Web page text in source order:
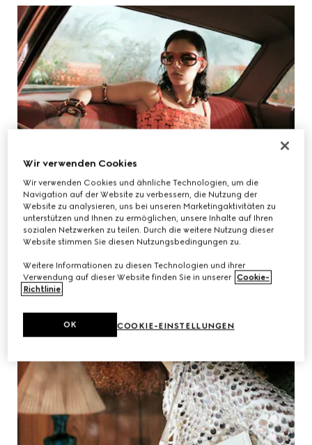
Wir verwenden Cookies
Wir verwenden Cookies und ähnliche Technologien, um die
Navigation auf der Website zu verbessern, die Nutzung der
Website zu analysieren, uns bei unseren Marketingaktivitäten zu
unterstützen und Ihnen zu ermöglichen, unsere Inhalte auf Ihren
sozialen Netzwerken zu teilen. Durch die weitere Nutzung dieser
Website stimmen Sie diesen Nutzungsbedingungen zu.
Weitere Informationen zu diesen Technologien und ihrer
Verwendung auf dieser Website finden Sie in unserer Cookie-
Richtlinie.
COOKIE-EINSTELLUNGEN
OK